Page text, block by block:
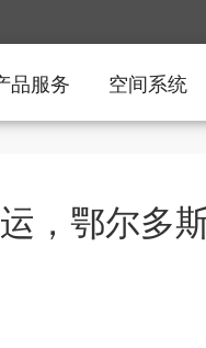
品服务 空间系统
，鄂尔多